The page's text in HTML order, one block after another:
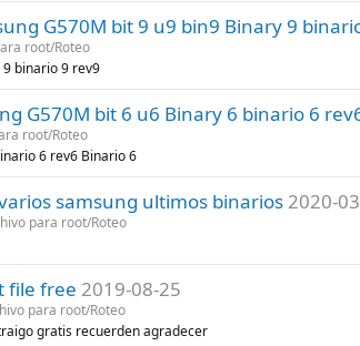
G570M bit 9 u9 bin9 Binary 9
root/Roteo
9 binario 9 rev9
G570M bit 6 u6 Binary 6 binario 6
root/Roteo
6 rev6 Binario 6
samsung ultimos binarios 2020-
para root/Roteo
file free 2019-08-25
para root/Roteo
gratis recuerden agradecer